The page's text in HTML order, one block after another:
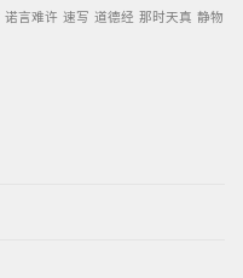
诺言难许 速写 道德经 那时天真 静物